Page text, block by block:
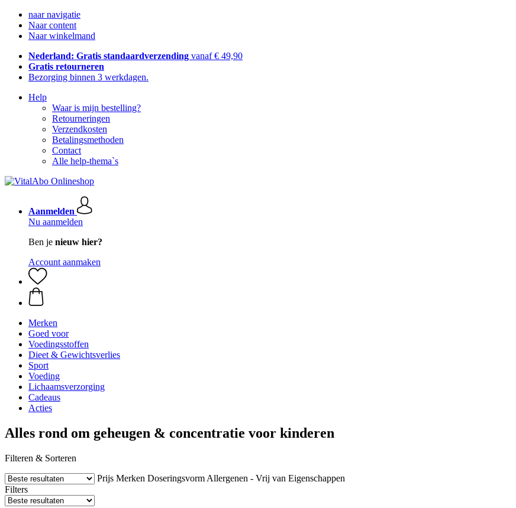
naar navigatie
Naar content
Naar winkelmand
Nederland: Gratis standaardverzending vanaf € 49,90
Gratis retourneren
Bezorging binnen 3 werkdagen.
Help
Waar is mijn bestelling?
Retourneringen
Verzendkosten
Betalingsmethoden
Contact
Alle help-thema`s
Aanmelden
Nu aanmelden
Ben je nieuw hier?
Account aanmaken
Merken
Goed voor
Voedingsstoffen
Dieet & Gewichtsverlies
Sport
Voeding
Lichaamsverzorging
Cadeaus
Acties
Alles rond om geheugen & concentratie voor kinderen
Filteren & Sorteren
Prijs Merken Doseringsvorm Allergenen - Vrij van Eigenschappen
Filters